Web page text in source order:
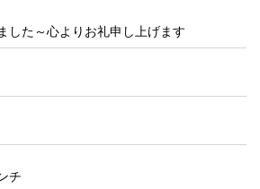
した～心よりお礼申し上げます
チ